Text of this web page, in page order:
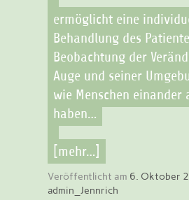
ermöglicht eine
Behandlung des
Beobachtung der
Auge und seiner
wie Menschen einander
haben…
[mehr…]
Veröffentlicht am 6. Oktober
admin_Jennrich